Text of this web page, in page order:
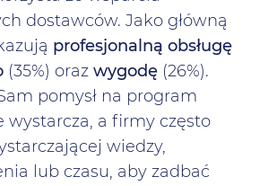
dostawców. Jako główną
profesjonalną obsługę
(35%) orazwygodę (26%).
pomysł na program
wystarcza, a firmy często
wiedzy,
lub czasu, aby zadbać